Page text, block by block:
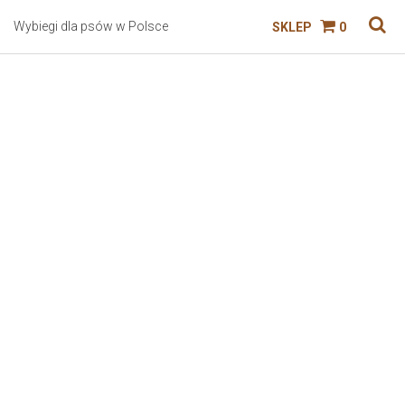
Wybiegi dla psów w Polsce SKLEP 0